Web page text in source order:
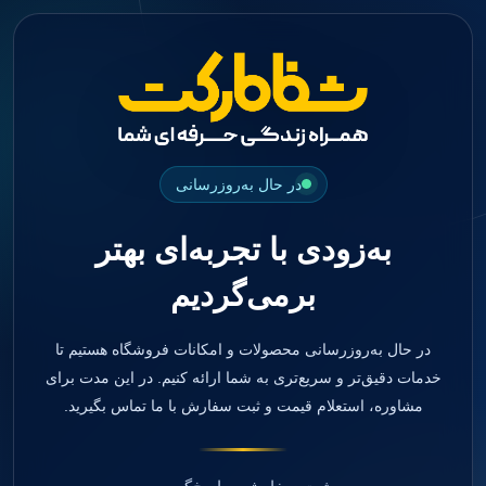
در حال به‌روزرسانی
به‌زودی با تجربه‌ای بهتر
برمی‌گردیم
در حال به‌روزرسانی محصولات و امکانات فروشگاه هستیم تا
خدمات دقیق‌تر و سریع‌تری به شما ارائه کنیم. در این مدت برای
مشاوره، استعلام قیمت و ثبت سفارش با ما تماس بگیرید.
جستجو
Impression Coping
صفحه اصلی
دندانپزشکی
مواد ترمیمی
کامپوزیت
کامپوزیت فلو
اسید اچ
باندینگ
بلیچینگ